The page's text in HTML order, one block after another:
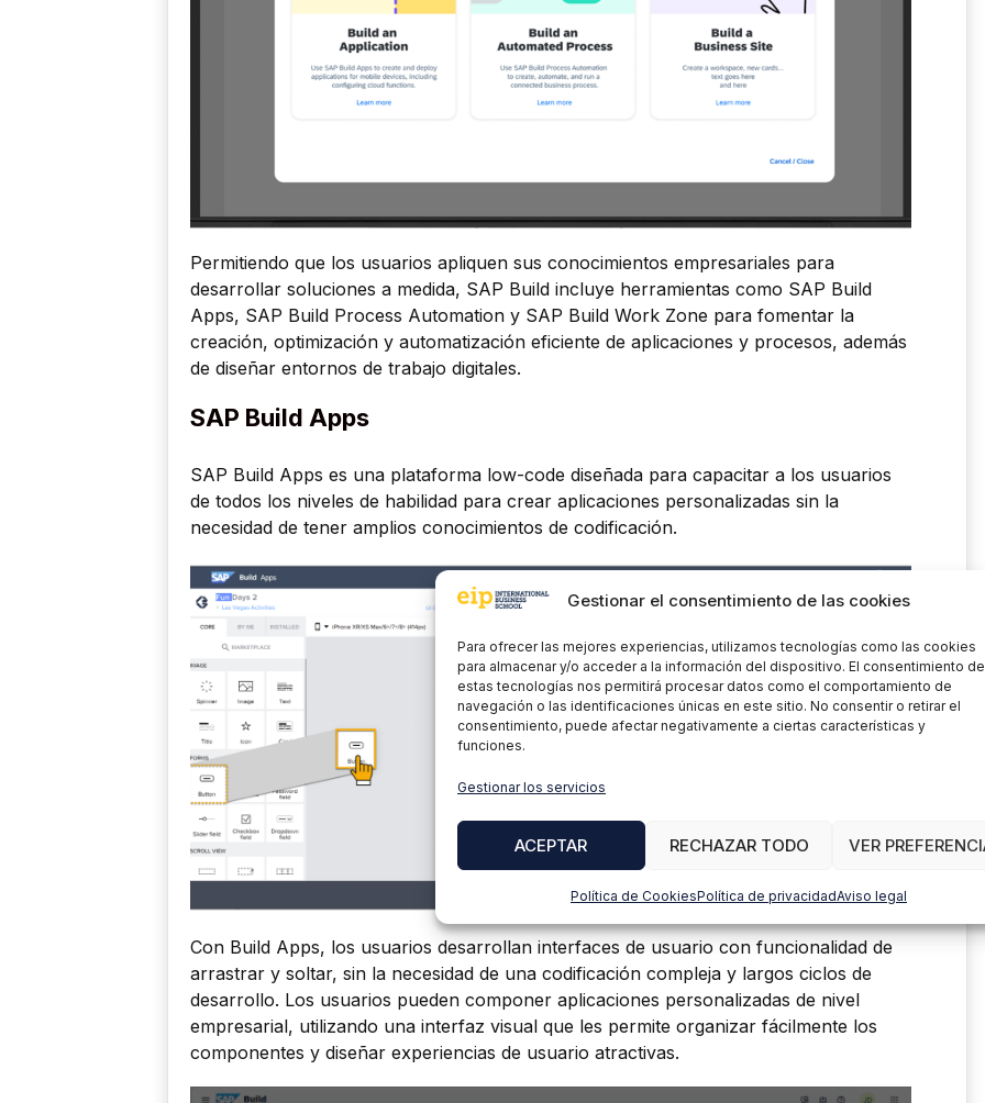
Gestionar el consentimiento de las cookies
Para ofrecer las mejores experiencias, utilizamos tecnologías como las cookies
para almacenar y/o acceder a la información del dispositivo. El consentimiento de
estas tecnologías nos permitirá procesar datos como el comportamiento de
navegación o las identificaciones únicas en este sitio. No consentir o retirar el
consentimiento, puede afectar negativamente a ciertas características y
funciones.
Gestionar los servicios
ACEPTAR RECHAZAR TODO VER
Política de CookiesPolítica de privacidadAviso legal
Permitiendo que los usuarios apliquen sus conocimientos empresariales para
desarrollar soluciones a medida, SAP Build incluye herramientas como SAP Build
Apps, SAP Build Process Automation y SAP Build Work Zone para fomentar la
creación, optimización y automatización eficiente de aplicaciones y procesos, además
de diseñar entornos de trabajo digitales.
SAP Build Apps
SAP Build Apps es una plataforma low-code diseñada para capacitar a los usuarios
de todos los niveles de habilidad para crear aplicaciones personalizadas sin la
necesidad de tener amplios conocimientos de codificación.
Con Build Apps, los usuarios desarrollan interfaces de usuario con funcionalidad de
arrastrar y soltar, sin la necesidad de una codificación compleja y largos ciclos de
desarrollo. Los usuarios pueden componer aplicaciones personalizadas de nivel
empresarial, utilizando una interfaz visual que les permite organizar fácilmente los
componentes y diseñar experiencias de usuario atractivas.